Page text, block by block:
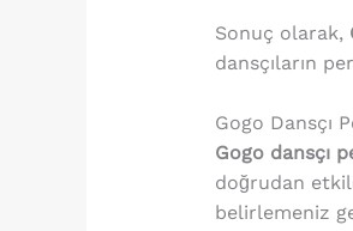
Sonuç olarak,
dansçıların
Gogo Dansçı
Gogo dansçı
doğrudan
belirlemeniz